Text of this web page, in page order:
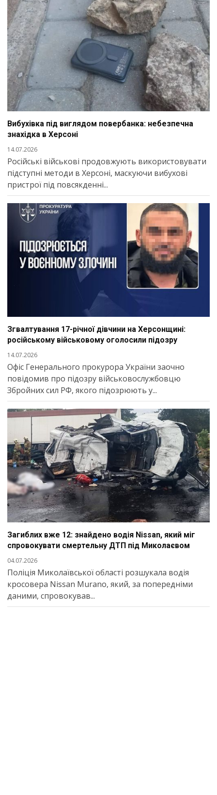
Вибухівка під виглядом повербанка: небезпечна
знахідка в Херсоні
14.07.2026
Російські військові продовжують використовувати
підступні методи в Херсоні, маскуючи вибухові
пристрої під повсякденні...
Згвалтування 17-річної дівчини на Херсонщині:
російському військовому оголосили підозру
14.07.2026
Офіс Генерального прокурора України заочно
повідомив про підозру військовослужбовцю
Збройних сил РФ, якого підозрюють у...
Загиблих вже 12: знайдено водія Nissan, який міг
спровокувати смертельну ДТП під Миколаєвом
04.07.2026
Поліція Миколаївської області розшукала водія
кросовера Nissan Murano, який, за попередніми
даними, спровокував...